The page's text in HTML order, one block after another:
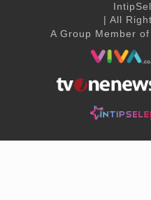
| All
A Group Member of